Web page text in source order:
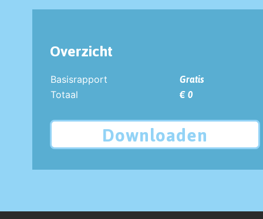
Overzicht
Basisrapport
Gratis
Totaal
€ 0
Downloaden